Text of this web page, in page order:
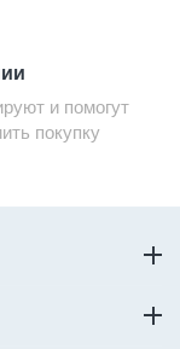
и помогут
покупку